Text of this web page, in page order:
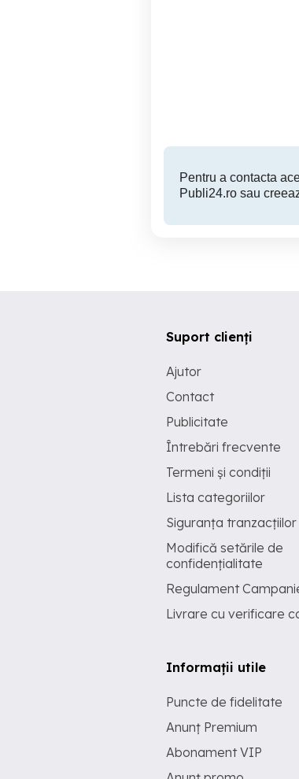
Pentru a contacta
Publi24.ro sau
Suport clienți
Ajutor
Contact
Publicitate
Întrebări frecvente
Termeni și condiții
Lista categoriilor
Siguranța tranzacțiilor
Modifică setările de
confidențialitate
Regulament
Livrare cu verificare
Informații utile
Puncte de fidelitate
Anunț Premium
Abonament VIP